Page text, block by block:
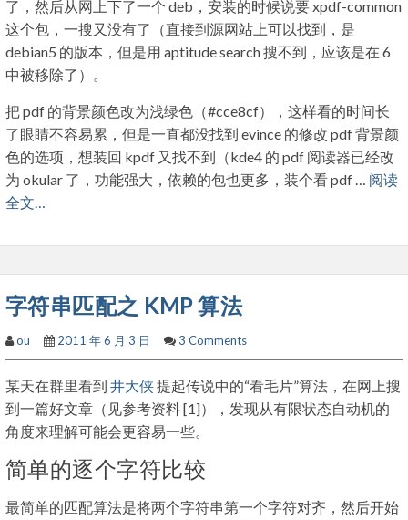
了，然后从网上下了一个 deb，安装的时候说要 xpdf-common
这个包，一搜又没有了（直接到源网站上可以找到，是
debian5 的版本，但是用 aptitude search 搜不到，应该是在 6
中被移除了）。
把 pdf 的背景颜色改为浅绿色（#cce8cf），这样看的时间长
了眼睛不容易累，但是一直都没找到 evince 的修改 pdf 背景颜
色的选项，想装回 kpdf 又找不到（kde4 的 pdf 阅读器已经改
为 okular 了，功能强大，依赖的包也更多，装个看 pdf … 阅读
全文…
字符串匹配之 KMP 算法
ou 2011 年 6 月 3 日 3 Comments
某天在群里看到 井大侠提起传说中的“看毛片”算法，在网上搜
到一篇好文章（见参考资料 [1]），发现从有限状态自动机的
角度来理解可能会更容易一些。
简单的逐个字符比较
最简单的匹配算法是将两个字符串第一个字符对齐，然后开始